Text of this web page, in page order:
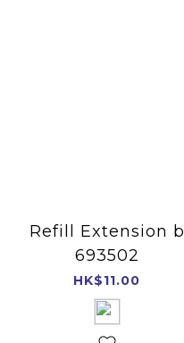
Refill Extension b
693502
HK$11.00